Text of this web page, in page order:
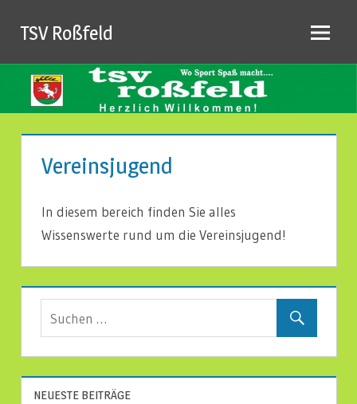
Inhalt
TSV Roßfeld
Vereinsjugend
In diesem bereich finden Sie alles
Wissenswerte rund um die Vereinsjugend!
NEUESTE BEITRÄGE